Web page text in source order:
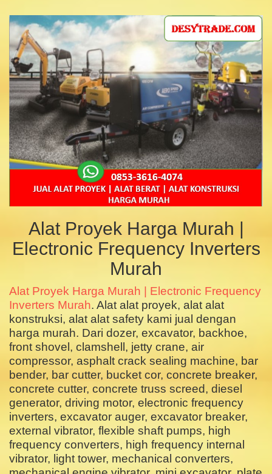
Alat Proyek Harga Murah |
Electronic Frequency Inverters
Murah
Alat Proyek Harga Murah | Electronic Frequency
Inverters Murah. Alat alat proyek, alat alat
konstruksi, alat alat safety kami jual dengan
harga murah. Dari dozer, excavator, backhoe,
front shovel, clamshell, jetty crane, air
compressor, asphalt crack sealing machine, bar
bender, bar cutter, bucket cor, concrete breaker,
concrete cutter, concrete truss screed, diesel
generator, driving motor, electronic frequency
inverters, excavator auger, excavator breaker,
external vibrator, flexible shaft pumps, high
frequency converters, high frequency internal
vibrator, light tower, mechanical converters,